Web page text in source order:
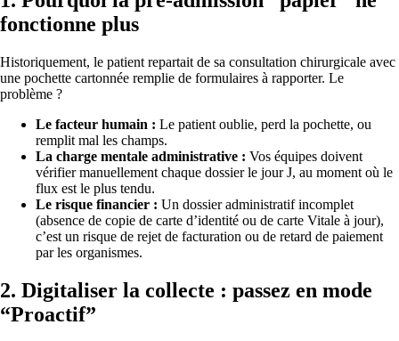
fonctionne plus
Historiquement, le patient repartait de sa consultation chirurgicale avec
une pochette cartonnée remplie de formulaires à rapporter. Le
problème ?
Le facteur humain : Le patient oublie, perd la pochette, ou
remplit mal les champs.
La charge mentale administrative : Vos équipes doivent
vérifier manuellement chaque dossier le jour J, au moment où le
flux est le plus tendu.
Le risque financier : Un dossier administratif incomplet
(absence de copie de carte d’identité ou de carte Vitale à jour),
c’est un risque de rejet de facturation ou de retard de paiement
par les organismes.
2. Digitaliser la collecte : passez en mode
“Proactif”